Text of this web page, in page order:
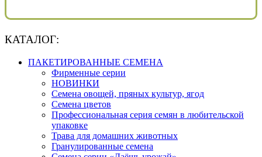
КАТАЛОГ:
ПАКЕТИРОВАННЫЕ СЕМЕНА
Фирменные серии
НОВИНКИ
Семена овощей, пряных культур, ягод
Семена цветов
Профессиональная серия семян в любительской
упаковке
Трава для домашних животных
Гранулированные семена